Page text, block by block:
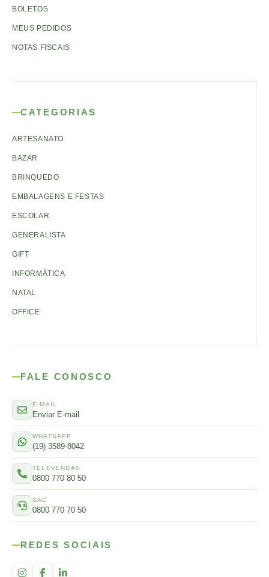
BOLETOS
MEUS PEDIDOS
NOTAS FISCAIS
CATEGORIAS
ARTESANATO
BAZAR
BRINQUEDO
EMBALAGENS E FESTAS
ESCOLAR
GENERALISTA
GIFT
INFORMÁTICA
NATAL
OFFICE
FALE CONOSCO
E-MAIL
Enviar E-mail
WHATSAPP
(19) 3589-8042
TELEVENDAS
0800 770 80 50
SAC
0800 770 70 50
REDES SOCIAIS